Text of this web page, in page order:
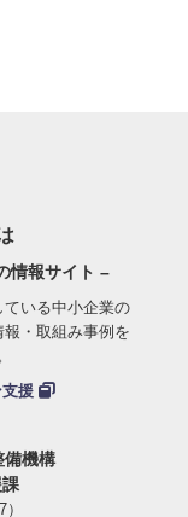
情報サイト –
いる中小企業の
・取組み事例を
援
備機構